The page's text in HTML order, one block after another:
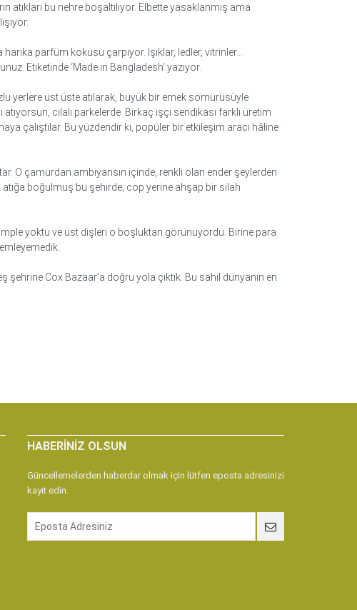
atıkları bu nehre boşaltılıyor. Elbette yasaklanmış ama
parfüm kokusu çarpıyor. Işıklar, ledler, vitrinler…
Etiketinde ‘Made in Bangladesh’ yazıyor.
yerlere üst üste atılarak, büyük bir emek sömürüsüyle
cilalı parkelerde. Birkaç işçi sendikası farklı üretim
çalıştılar. Bu yüzdendir ki, popüler bir etkileşim aracı hâline
O çamurdan ambiyansın içinde, renkli olan ender şeylerden
atığa boğulmuş bu şehirde; cop yerine ahşap bir silah
yoktu ve üst dişleri o boşluktan görünüyordu. Birine para
Cox Bazaar’a doğru yola çıktık. Bu sahil dünyanın en
HABERINIZ OLSUN
Güncellemelerden haberdar olmak için lütfen eposta adresinizi
kayıt edin.